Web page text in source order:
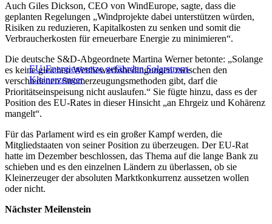
Auch Giles Dickson, CEO von WindEurope, sagte, dass die
geplanten Regelungen „Windprojekte dabei unterstützen würden,
Risiken zu reduzieren, Kapitalkosten zu senken und somit die
Verbraucherkosten für erneuerbare Energie zu minimieren“.
EU-Energiegesetze gefährden Solarstrom-
Kleinerzeuger
Die deutsche S&D-Abgeordnete Martina Werner betonte: „Solange
es keine gleichen Wettbewerbsbedingungen zwischen den
verschiedenen Stromerzeugungsmethoden gibt, darf die
Prioritätseinspeisung nicht auslaufen.“ Sie fügte hinzu, dass es der
Position des EU-Rates in dieser Hinsicht „an Ehrgeiz und Kohärenz
mangelt“.
Für das Parlament wird es ein großer Kampf werden, die
Mitgliedstaaten von seiner Position zu überzeugen. Der EU-Rat
hatte im Dezember beschlossen, das Thema auf die lange Bank zu
schieben und es den einzelnen Ländern zu überlassen, ob sie
Kleinerzeuger der absoluten Marktkonkurrenz aussetzen wollen
oder nicht.
Nächster Meilenstein